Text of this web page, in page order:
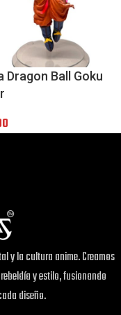
Dragon Ball Goku
y la cultura anime. Creamos
y estilo, fusionando
diseño.